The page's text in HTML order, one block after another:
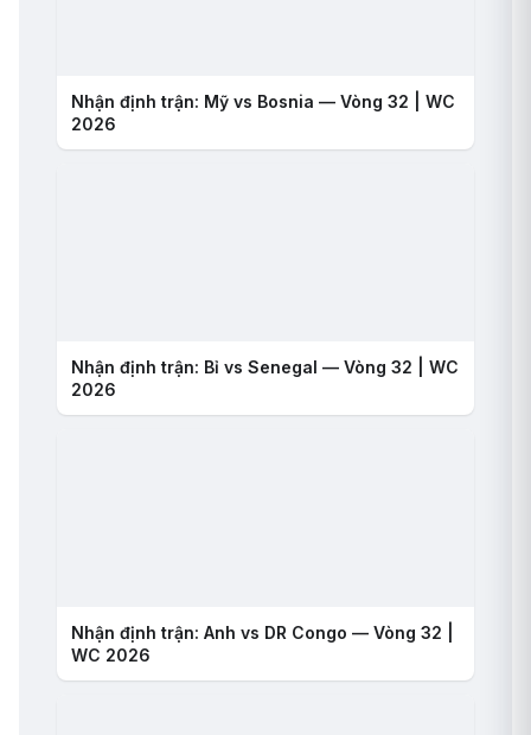
Nhận định trận: Mỹ vs Bosnia — Vòng 32 | WC
2026
Nhận định trận: Bỉ vs Senegal — Vòng 32 | WC
2026
Nhận định trận: Anh vs DR Congo — Vòng 32 |
WC 2026